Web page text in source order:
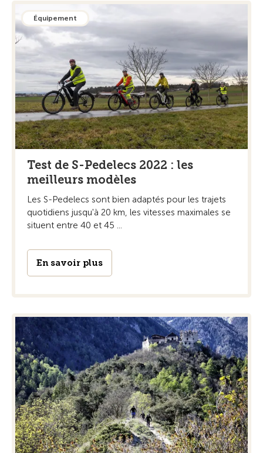
Équipement
Test de S-Pedelecs 2022 : les
meilleurs modèles
Les S-Pedelecs sont bien adaptés pour les trajets
quotidiens jusqu'à 20 km, les vitesses maximales se
situent entre 40 et 45 ...
En savoir plus